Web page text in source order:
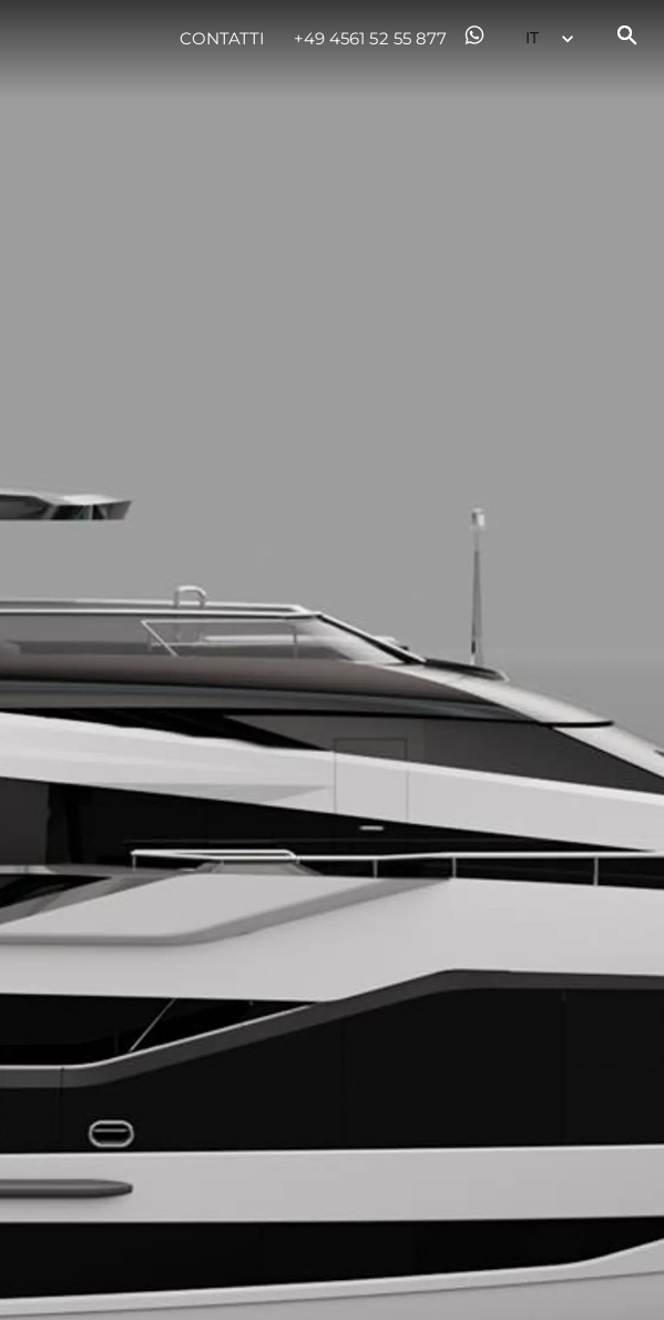
CONTATTI +49 4561 52 55 877